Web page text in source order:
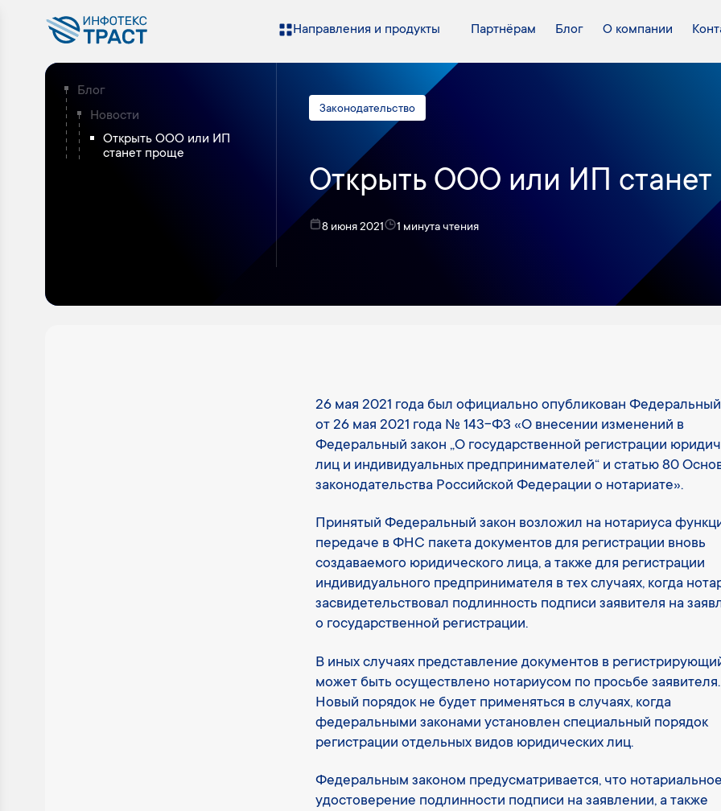
Направления и продукты Партнёрам Блог О компании
Блог
Новости
Открыть ООО или ИП
станет проще
Законодательство
Открыть ООО или ИП
8 июня 2021 1 минута чтения
26 мая 2021 года был официально опубликован Федеральный
от 26 мая 2021 года № 143-ФЗ «О внесении изменений в
Федеральный закон „О государственной регистрации
лиц и индивидуальных предпринимателей“ и статью 80
законодательства Российской Федерации о нотариате».
Принятый Федеральный закон возложил на нотариуса
передаче в ФНС пакета документов для регистрации вновь
создаваемого юридического лица, а также для регистрации
индивидуального предпринимателя в тех случаях, когда
засвидетельствовал подлинность подписи заявителя на
о государственной регистрации.
В иных случаях представление документов в
может быть осуществлено нотариусом по просьбе заявителя.
Новый порядок не будет применяться в случаях, когда
федеральными законами установлен специальный порядок
регистрации отдельных видов юридических лиц.
Федеральным законом предусматривается, что
удостоверение подлинности подписи на заявлении, а также